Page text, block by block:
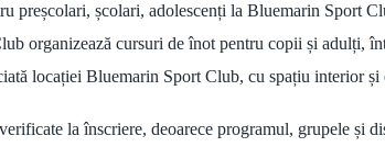
preșcolari, școlari, adolescenți la Bluemarin Sport
organizează cursuri de înot pentru copii și adulți,
locației Bluemarin Sport Club, cu spațiu interior
la înscriere, deoarece programul, grupele și